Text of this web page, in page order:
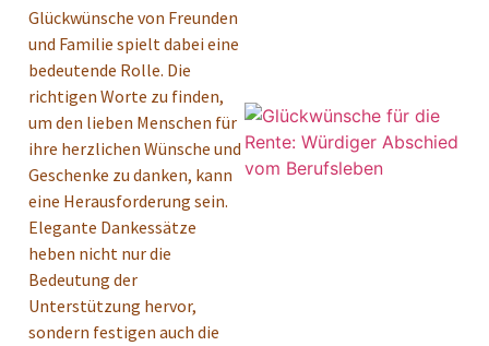
Glückwünsche von Freunden
und Familie spielt dabei eine
bedeutende Rolle. Die
richtigen Worte zu finden,
um den lieben Menschen für
ihre herzlichen Wünsche und
Geschenke zu danken, kann
eine Herausforderung sein.
Elegante Dankessätze
heben nicht nur die
Bedeutung der
Unterstützung hervor,
sondern festigen auch die